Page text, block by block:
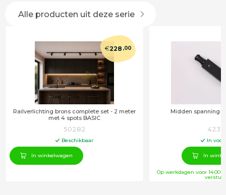
Alle producten uit deze serie
Railverlichting brons complete set - 2 meter
met 4 spots BASIC
€228 ,00
50282
Beschikbaar
In winkelwagen
Midden spanning
In
In
Op werkdagen voor 14:00